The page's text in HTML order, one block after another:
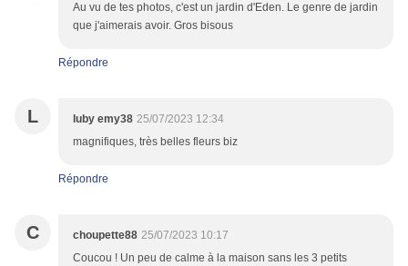
Au vu de tes photos, c'est un jardin d'Eden. Le genre de jardin
que j'aimerais avoir. Gros bisous
Répondre
L luby emy38 25/07/2023 12:34
magnifiques, très belles fleurs biz
Répondre
C choupette88 25/07/2023 10:17
Coucou ! Un peu de calme à la maison sans les 3 petits